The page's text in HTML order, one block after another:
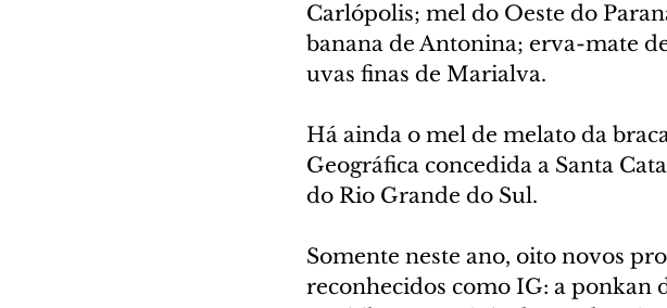
Carlópolis; mel do Oeste do
banana de Antonina; erva-mate
uvas finas de Marialva.
Há ainda o mel de melato da
Geográfica concedida a Santa
do Rio Grande do Sul.
Somente neste ano, oito novos
reconhecidos como IG: a ponkan